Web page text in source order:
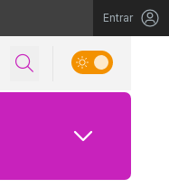
Entrar